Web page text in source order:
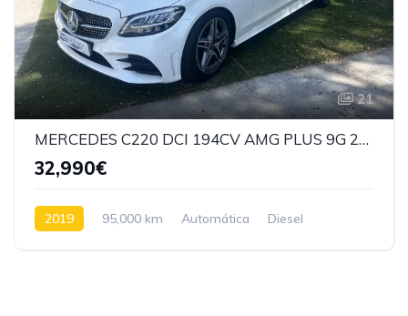
21
MERCEDES C220 DCI 194CV AMG PLUS 9G 2019
32,990€
2019 95,000 km Automática
Diesel